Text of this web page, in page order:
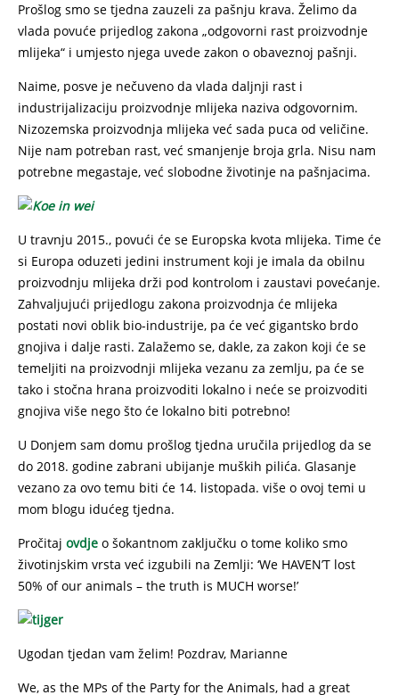
Prošlog smo se tjedna zauzeli za pašnju krava. Želimo da
vlada povuće prijedlog zakona „odgovorni rast proizvodnje
mlijeka“ i umjesto njega uvede zakon o obaveznoj pašnji.
Naime, posve je nečuveno da vlada daljnji rast i
industrijalizaciju proizvodnje mlijeka naziva odgovornim.
Nizozemska proizvodnja mlijeka već sada puca od veličine.
Nije nam potreban rast, već smanjenje broja grla. Nisu nam
potrebne megastaje, već slobodne životinje na pašnjacima.
U travnju 2015., povući će se Europska kvota mlijeka. Time će
si Europa oduzeti jedini instrument koji je imala da obilnu
proizvodnju mlijeka drži pod kontrolom i zaustavi povećanje.
Zahvaljujući prijedlogu zakona proizvodnja će mlijeka
postati novi oblik bio-industrije, pa će već gigantsko brdo
gnojiva i dalje rasti. Zalažemo se, dakle, za zakon koji će se
temeljiti na proizvodnji mlijeka vezanu za zemlju, pa će se
tako i stočna hrana proizvoditi lokalno i neće se proizvoditi
gnojiva više nego što će lokalno biti potrebno!
U Donjem sam domu prošlog tjedna uručila prijedlog da se
do 2018. godine zabrani ubijanje muških pilića. Glasanje
vezano za ovo temu biti će 14. listopada. više o ovoj temi u
mom blogu idućeg tjedna.
Pročitaj ovdje o šokantnom zaključku o tome koliko smo
životinjskim vrsta već izgubili na Zemlji: ‘We HAVEN’T lost
50% of our animals – the truth is MUCH worse!’
Ugodan tjedan vam želim! Pozdrav, Marianne
We, as the MPs of the Party for the Animals, had a great